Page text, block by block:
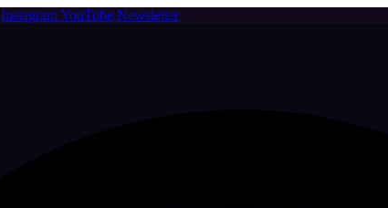
InstagramYouTube Newsletter